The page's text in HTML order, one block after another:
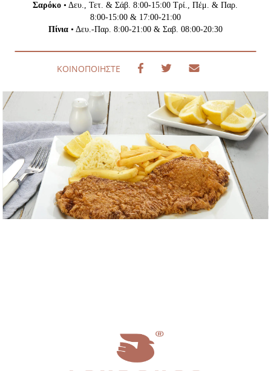
Σαρόκο • Δευ., Τετ. & Σάβ. 8:00-15:00 Τρί., Πέμ. & Παρ.
8:00-15:00 & 17:00-21:00
Πίνια• Δευ.-Παρ. 8:00-21:00 & Σαβ. 08:00-20:30
ΚΟΙΝΟΠΟΊΗΣΤΕ